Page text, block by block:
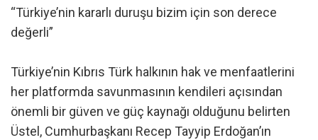
“Türkiye’nin kararlı duruşu bizim için son derece
değerli”
Türkiye’nin Kıbrıs Türk halkının hak ve menfaatlerini
her platformda savunmasının kendileri açısından
önemli bir güven ve güç kaynağı olduğunu belirten
Üstel, Cumhurbaşkanı Recep Tayyip Erdoğan’ın